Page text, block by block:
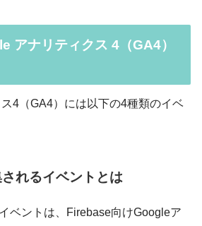
アナリティクス 4（GA4）
4（GA4）には以下の4種類のイベ
れるイベントとは
ベントは、Firebase向けGoogleア